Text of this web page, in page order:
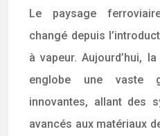
Le paysage
changé depuis
à vapeur. Aujourd’hui,
englobe une vaste
innovantes, allant des
avancés aux matériaux